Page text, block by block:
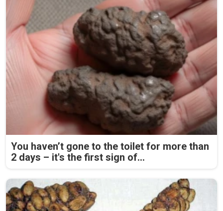
You haven’t gone to the toilet for more than
2 days – it's the first sign of...